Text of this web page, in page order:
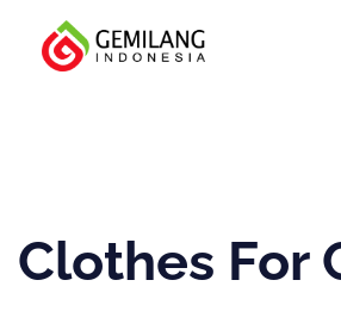
konten
Clothes For